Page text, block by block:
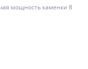
мощность каменки 8